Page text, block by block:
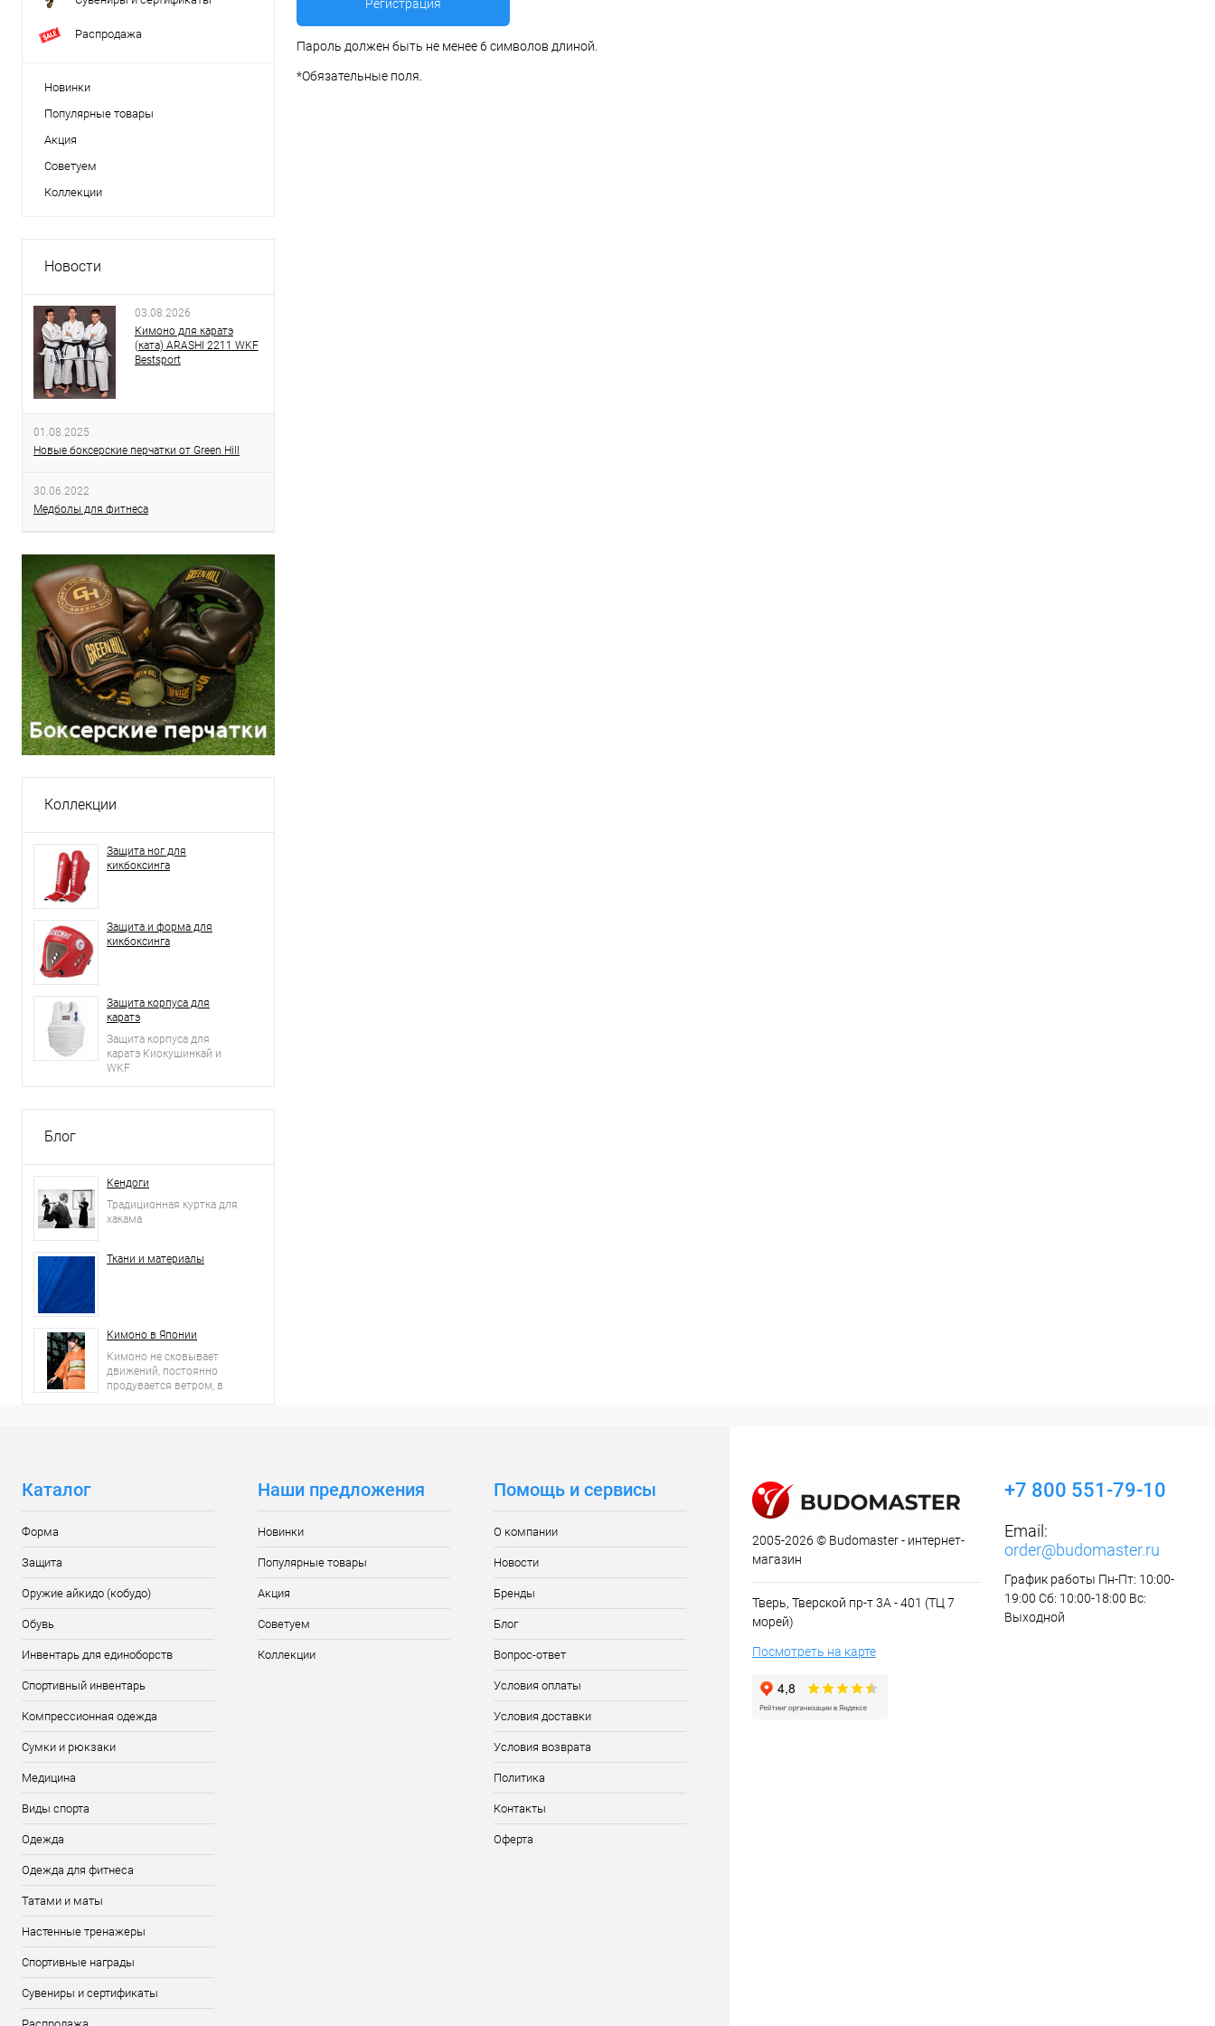
Распродажа
Новинки
Популярные товары
Акция
Советуем
Коллекции
Новости
03.08.2026
Кимоно для каратэ
(ката) ARASHI 2211 WKF
Bestsport
01.08.2025
Новые боксерские перчатки от Green Hill
30.06.2022
Медболы для фитнеса
Коллекции
Защита ног для
кикбоксинга
Защита и форма для
кикбоксинга
Защита корпуса для
каратэ
Защита корпуса для
каратэ Киокушинкай и
WKF
Блог
Кендоги
Традиционная куртка для
хакама
Ткани и материалы
Кимоно в Японии
Кимоно не сковывает
движений, постоянно
продувается ветром, в
Пароль должен быть не менее 6 символов длиной.
*Обязательные поля.
Каталог
Форма
Защита
Оружие айкидо (кобудо)
Обувь
Инвентарь для единоборств
Спортивный инвентарь
Компрессионная одежда
Сумки и рюкзаки
Медицина
Виды спорта
Одежда
Одежда для фитнеса
Татами и маты
Настенные тренажеры
Спортивные награды
Сувениры и сертификаты
Наши предложения
Новинки
Популярные товары
Акция
Советуем
Коллекции
Помощь и сервисы
О компании
Новости
Бренды
Блог
Вопрос-ответ
Условия оплаты
Условия доставки
Условия возврата
Политика
Контакты
Оферта
2005-2026 © Budomaster - интернет-
магазин
Тверь, Тверской пр-т 3А - 401 (ТЦ 7
морей)
Посмотреть на карте
+7 800 551-79-10
Email:
order@budomaster.ru
График работы Пн-Пт: 10:00-
19:00 Сб: 10:00-18:00 Вс:
Выходной